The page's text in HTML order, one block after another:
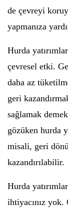
de çevreyi
yapmanıza
Hurda
çevresel etki.
daha az
geri
sağlamak
gözüken hurda
misali, geri
kazandırılabilir.
Hurda
ihtiyacınız yok.